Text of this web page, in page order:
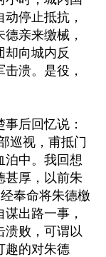
停止抵抗，
亲来缴械，
却向城内反
溃。是役，
后回忆说：
巡视，甫抵门
泊中。我回想
甚厚，以前朱
奉命将朱德檄
出路一事，
溃败，可谓以
趣的对朱德